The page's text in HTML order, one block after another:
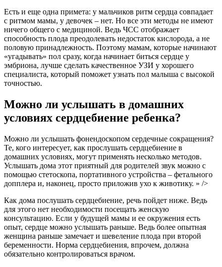
Есть и еще одна примета: у мальчиков ритм сердца совпадает
с ритмом мамы, у девочек – нет. Но все эти методы не имеют
ничего общего с медициной. Ведь ЧСС отображает
способность плода преодолевать недостаток кислорода, а не
половую принадлежность. Поэтому мамам, которые начинают
«угадывать» пол сразу, когда начинает биться сердце у
эмбриона, лучше сделать качественное УЗИ у хорошего
специалиста, который поможет узнать пол малыша с высокой
точностью.
Можно ли услышать в домашних
условиях сердцебиение ребенка?
Можно ли услышать фонендоскопом сердечные сокращения?
Те, кого интересует, как прослушать сердцебиение в
домашних условиях, могут применять несколько методов.
Услышать дома этот приятный для родителей звук можно с
помощью стетоскопа, портативного устройства – фетального
допплера и, наконец, просто приложив ухо к животику. » />
Как дома послушать сердцебиение, речь пойдет ниже. Ведь
для этого нет необходимости посещать женскую
консультацию. Если у будущей мамы и ее окружения есть
опыт, сердце можно услышать раньше. Ведь более опытная
женщина раньше замечает и шевеление плода при второй
беременности. Норма сердцебиения, впрочем, должна
обязательно контролироваться врачом.